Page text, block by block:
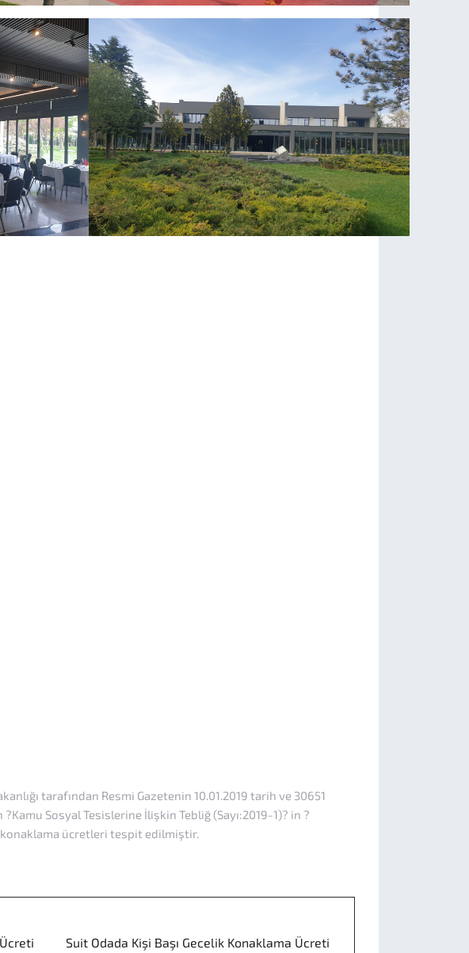
tarafından Resmi Gazetenin 10.01.2019 tarih ve 30651
Sosyal Tesislerine İlişkin Tebliğ (Sayı:2019-1)? in ?
konaklama ücretleri tespit edilmiştir.
Suit Odada Kişi Başı Gecelik Konaklama Ücreti